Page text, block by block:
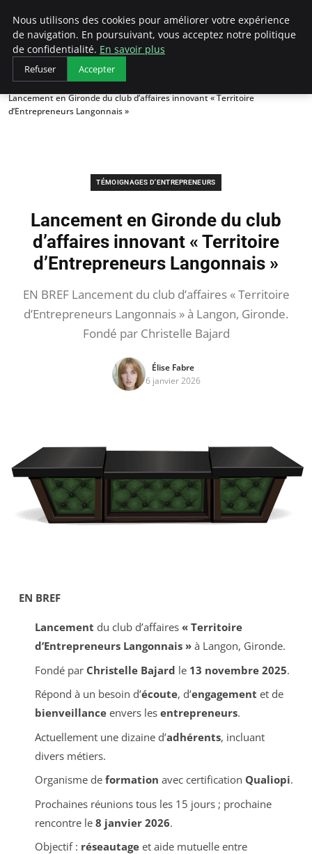
LECFCM
Accueil
Témoignages d'entrepreneurs
Lancement en Gironde du club d’affaires innovant « Territoire
d’Entrepreneurs Langonnais »
TÉMOIGNAGES D'ENTREPRENEURS
Lancement en Gironde du club
d’affaires innovant « Territoire
d’Entrepreneurs Langonnais »
EN BREF Lancement du club d’affaires « Territoire
d’Entrepreneurs Langonnais » à Langon, Gironde.
Fondé par Christelle Bajard
Élise Fabre
6 janvier 2026
EN BREF
Lancement du club d’affaires « Territoire
d’Entrepreneurs Langonnais »à Langon, Gironde.
Fondé par Christelle Bajard le 13 novembre 2025.
Répond à un besoin d’écoute, d’engagement et de
bienveillanceenvers les entrepreneurs.
Actuellement une dizaine d’adhérents, incluant
divers métiers.
Organisme de formation avec certification Qualiopi.
Prochaines réunions tous les 15 jours ; prochaine
rencontre le 8 janvier 2026.
Objectif : réseautageet aide mutuelle entre
Nous utilisons des cookies pour améliorer votre expérience
de navigation. En poursuivant, vous acceptez notre politique
de confidentialité. En savoir plus
Refuser Accepter